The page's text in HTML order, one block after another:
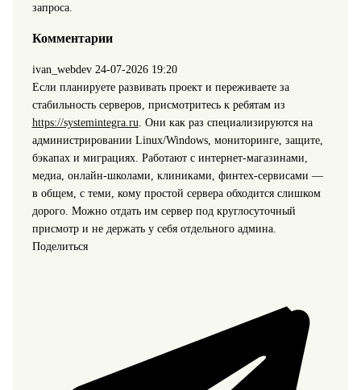
запроса.
Комментарии
ivan_webdev 24-07-2026 19:20
Если планируете развивать проект и переживаете за
стабильность серверов, присмотритесь к ребятам из
https://systemintegra.ru . Они как раз специализируются на
администрировании Linux/Windows, мониторинге, защите,
бэкапах и миграциях. Работают с интернет-магазинами,
медиа, онлайн-школами, клиниками, финтех‑сервисами —
в общем, с теми, кому простой сервера обходится слишком
дорого. Можно отдать им сервер под круглосуточный
присмотр и не держать у себя отдельного админа.
Поделиться